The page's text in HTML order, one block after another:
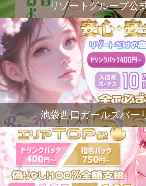
リゾートグループ公
池袋西口ガールズバー